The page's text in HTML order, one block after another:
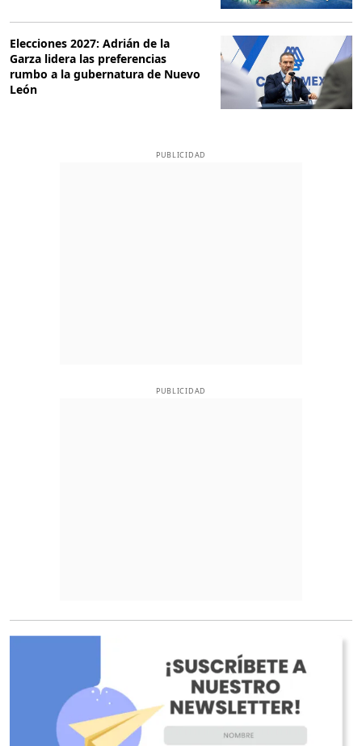
Elecciones 2027: Adrián de la
Garza lidera las preferencias
rumbo a la gubernatura de Nuevo
León
PUBLICIDAD
PUBLICIDAD